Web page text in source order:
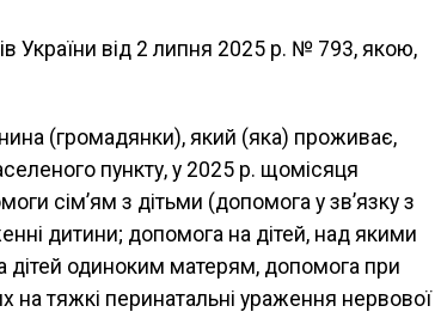
України від 2 липня 2025 р. № 793, якою,
(громадянки), який (яка) проживає,
пункту, у 2025 р. щомісяця
сім’ям з дітьми (допомога у зв’язку з
дитини; допомога на дітей, над якими
дітей одиноким матерям, допомога при
на тяжкі перинатальні ураження нервової